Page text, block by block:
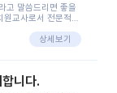
고 말씀드리면 좋을
교사로서 전문적인
망봇의 장점은 지
지 등그래도 좀 기본
다 정보를 입력하는
있어서 좋았어요!앞
상세보기
니다.